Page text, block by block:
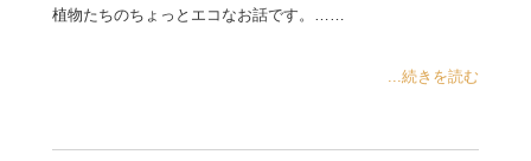
植物たちのちょっとエコなお話です。……
...続きを読む